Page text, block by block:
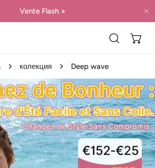
Vente Flash>
колекция Deep wave